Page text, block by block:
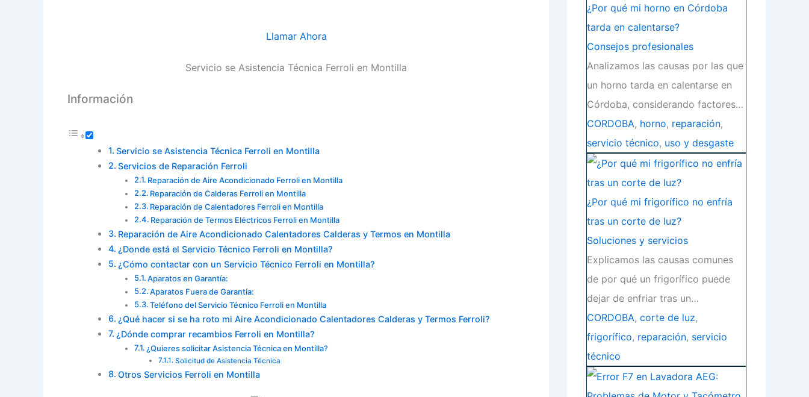
Llamar Ahora
Servicio se Asistencia Técnica Ferroli en Montilla
Información
Servicio se Asistencia Técnica Ferroli en Montilla
Servicios de Reparación Ferroli
Reparación de Aire Acondicionado Ferroli en Montilla
Reparación de Calderas Ferroli en Montilla
Reparación de Calentadores Ferroli en Montilla
Reparación de Termos Eléctricos Ferroli en Montilla
Reparación de Aire Acondicionado Calentadores Calderas y Termos en Montilla
¿Donde está el Servicio Técnico Ferroli en Montilla?
¿Cómo contactar con un Servicio Técnico Ferroli en Montilla?
Aparatos en Garantía:
Aparatos Fuera de Garantía:
Teléfono del Servicio Técnico Ferroli en Montilla
¿Qué hacer si se ha roto mi Aire Acondicionado Calentadores Calderas y Termos Ferroli?
¿Dónde comprar recambios Ferroli en Montilla?
¿Quieres solicitar Asistencia Técnica en Montilla?
Solicitud de Asistencia Técnica
Otros Servicios Ferroli en Montilla
¿Por qué mi horno en Córdoba
tarda en calentarse?
Consejos profesionales
Analizamos las causas por las que
un horno tarda en calentarse en
Córdoba, considerando factores…
CORDOBA, horno, reparación,
servicio técnico, uso y desgaste
¿Por qué mi frigorífico no enfría
tras un corte de luz?
Soluciones y servicios
Explicamos las causas comunes
de por qué un frigorífico puede
dejar de enfriar tras un…
CORDOBA, corte de luz,
frigorífico, reparación, servicio
técnico